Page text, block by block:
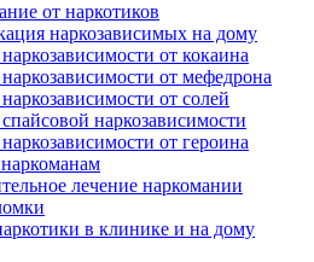
от наркотиков
наркозависимых на дому
от кокаина
от мефедрона
от солей
наркозависимости
от героина
лечение наркомании
в клинике и на дому